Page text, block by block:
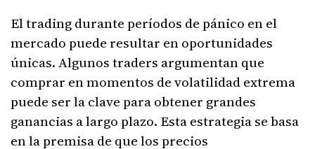
El trading durante períodos de pánico en el
mercado puede resultar en oportunidades
únicas. Algunos traders argumentan que
comprar en momentos de volatilidad extrema
puede ser la clave para obtener grandes
ganancias a largo plazo. Esta estrategia se basa
en la premisa de que los precios